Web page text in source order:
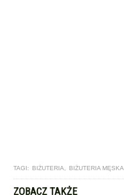
TAGI: BIŻUTERIA BIŻUTERIA MĘSKA
ZOBACZ TAKŻE